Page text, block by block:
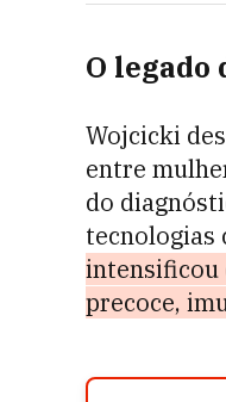
O legado
Wojcicki
entre
do
tecnologias
intensificou
precoce,